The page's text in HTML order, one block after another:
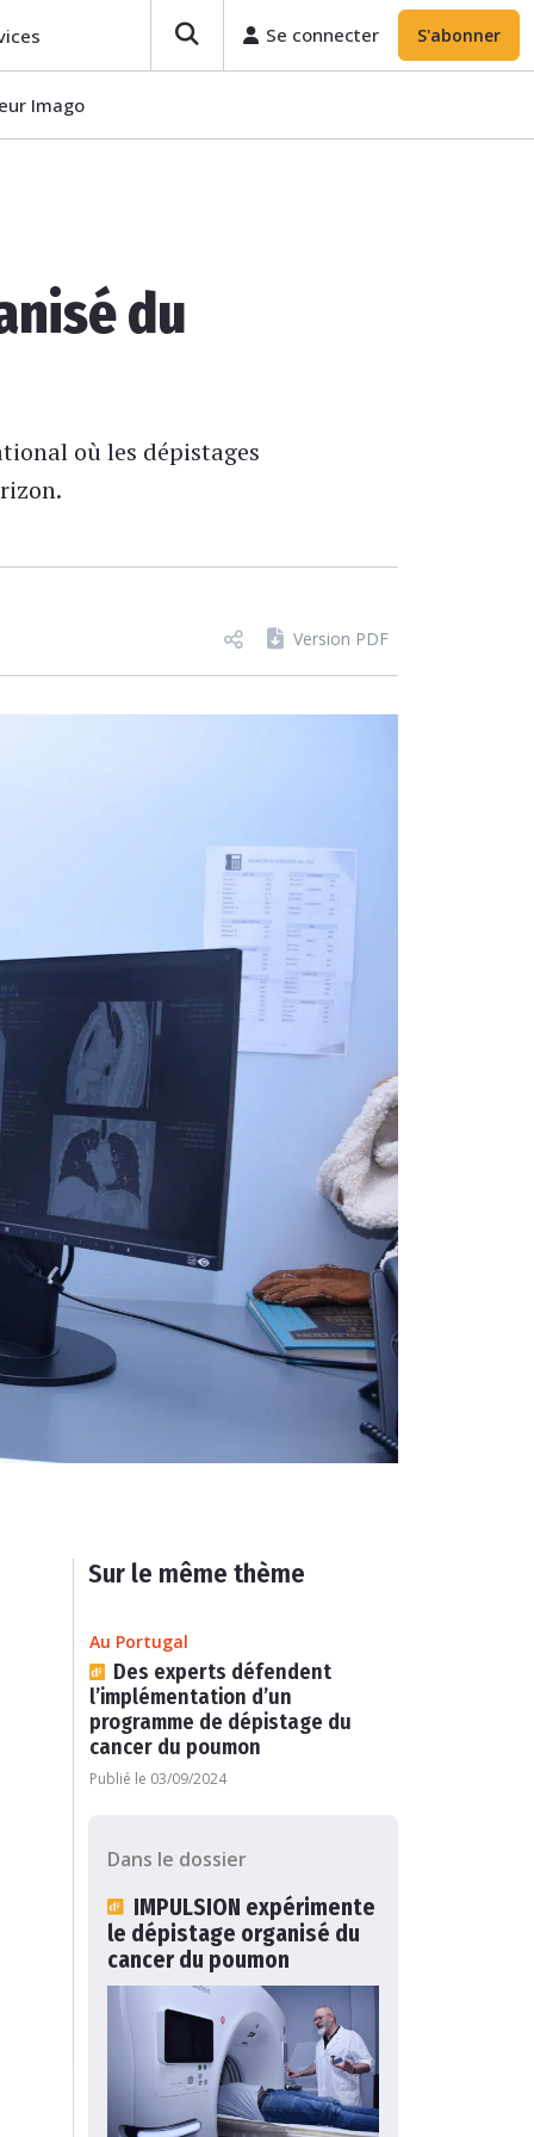
Se connecter S'abonner
Imago
du
où les dépistages
Version PDF
Sur le même thème
Au Portugal
Des experts défendent
l’implémentation d’un
programme de dépistage du
cancer du poumon
Publié le 03/09/2024
Dans le dossier
IMPULSION expérimente
le dépistage organisé du
cancer du poumon